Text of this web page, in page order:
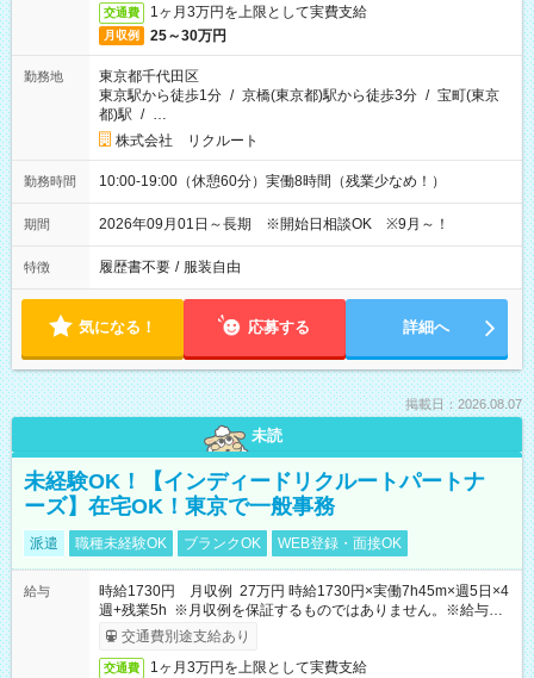
交通費 1ヶ月3万円を上限として実費支給
月収例 25～30万円
勤務地
東京都千代田区
東京駅から徒歩1分 / 京橋(東京都)駅から徒歩3分 / 宝町(東京
都)駅 / …
株式会社 リクルート
勤務時間 10:00-19:00（休憩60分）実働8時間（残業少なめ！）
期間 2026年09月01日～長期 ※開始日相談OK ※9月～！
特徴 履歴書不要 / 服装自由
気になる！ 応募する 詳細へ
掲載日：2026.08.07
未読
未経験OK！【インディードリクルートパートナ
ーズ】在宅OK！東京で一般事務
派遣 職種未経験OK ブランクOK WEB登録・面接OK
給与
時給1730円 月収例 27万円 時給1730円×実働7h45m×週5日×4
週+残業5h ※月収例を保証するものではありません。※給与即
受取りサービス利用可（利用条件有）
交通費別途支給あり
交通費 1ヶ月3万円を上限として実費支給